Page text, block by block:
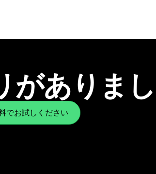
がありま
でお試しください